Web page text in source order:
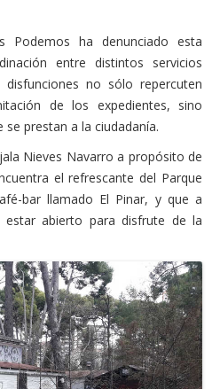
Podemos ha denunciado esta
entre distintos servicios
no sólo repercuten
de los expedientes, sino
prestan a la ciudadanía.
Nieves Navarro a propósito de
el refrescante del Parque
bar llamado El Pinar, y que a
abierto para disfrute de la